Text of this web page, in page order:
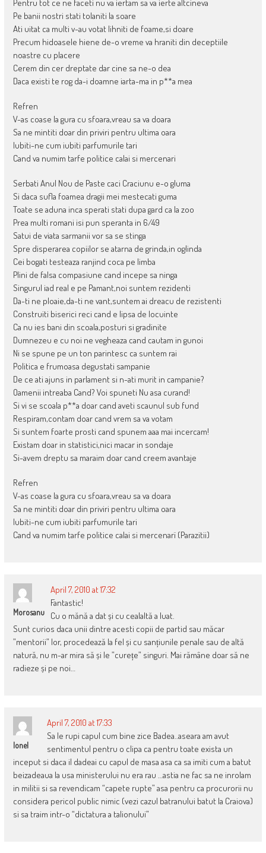
Pentru tot ce ne faceti nu va iertam sa va ierte altcineva
Pe banii nostri stati tolaniti la soare
Ati uitat ca multi v-au votat lihniti de foame,si doare
Precum hidoasele hiene de-o vreme va hraniti din deceptiile
noastre cu placere
Cerem din cer dreptate dar cine sa ne-o dea
Daca existi te rog da-i doamne iarta-ma in p**a mea
Refren
V-as coase la gura cu sfoara,vreau sa va doara
Sa ne mintiti doar din priviri pentru ultima oara
Iubiti-ne cum iubiti parfumurile tari
Cand va numim tarfe politice calai si mercenari
Serbati Anul Nou de Paste caci Craciunu e-o gluma
Si daca sufla foamea dragii mei mestecati guma
Toate se aduna inca sperati stati dupa gard ca la zoo
Prea multi romani isi pun speranta in 6/49
Satui de viata sarmanii vor sa se stinga
Spre disperarea copiilor se atarna de grinda,in oglinda
Cei bogati testeaza ranjind coca pe limba
Plini de falsa compasiune cand incepe sa ninga
Singurul iad real e pe Pamant,noi suntem rezidenti
Da-ti ne ploaie,da-ti ne vant,suntem ai dreacu de rezistenti
Construiti biserici reci cand e lipsa de locuinte
Ca nu ies bani din scoala,posturi si gradinite
Dumnezeu e cu noi ne vegheaza cand cautam in gunoi
Ni se spune pe un ton parintesc ca suntem rai
Politica e frumoasa degustati sampanie
De ce ati ajuns in parlament si n-ati murit in campanie?
Oamenii intreaba Cand? Voi spuneti Nu asa curand!
Si vi se scoala p**a doar cand aveti scaunul sub fund
Respiram,contam doar cand vrem sa va votam
Si suntem foarte prosti cand spunem aaa mai incercam!
Existam doar in statistici,nici macar in sondaje
Si-avem dreptu sa maraim doar cand creem avantaje
Refren
V-as coase la gura cu sfoara,vreau sa va doara
Sa ne mintiti doar din priviri pentru ultima oara
Iubiti-ne cum iubiti parfumurile tari
Cand va numim tarfe politice calai si mercenarï (Parazitii)
Morosanu
April 7, 2010 at 17:32
Fantastic!
Cu o mănă a dat și cu cealaltă a luat.
Sunt curios daca unii dintre acesti copii de partid sau măcar
”mentorii” lor, procedează la fel și cu sanțiunile penale sau de altă
natură, nu m-ar mira să și le ”curețe” singuri. Mai rămâne doar să ne
radieze și pe noi…
Ionel
April 7, 2010 at 17:33
Sa le rupi capul cum bine zice Badea..aseara am avut
sentimentul pentru o clipa ca pentru toate exista un
inceput si daca il dadeai cu capul de masa asa ca sa imiti cum a batut
beizadeaua la usa ministerului nu era rau …astia ne fac sa ne inrolam
in militii si sa revendicam “capete rupte” asa pentru ca procurorii nu
considera pericol public nimic (vezi cazul batranului batut la Craiova)
si sa traim intr-o “dictatura a talionului”